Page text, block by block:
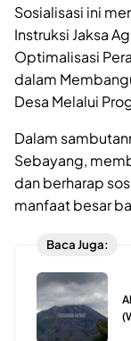
Sosialisasi ini
Instruksi Jaksa
Optimalisasi
dalam
Desa Melalui
Dalam
Sebayang,
dan berharap
manfaat besar
Baca Juga: